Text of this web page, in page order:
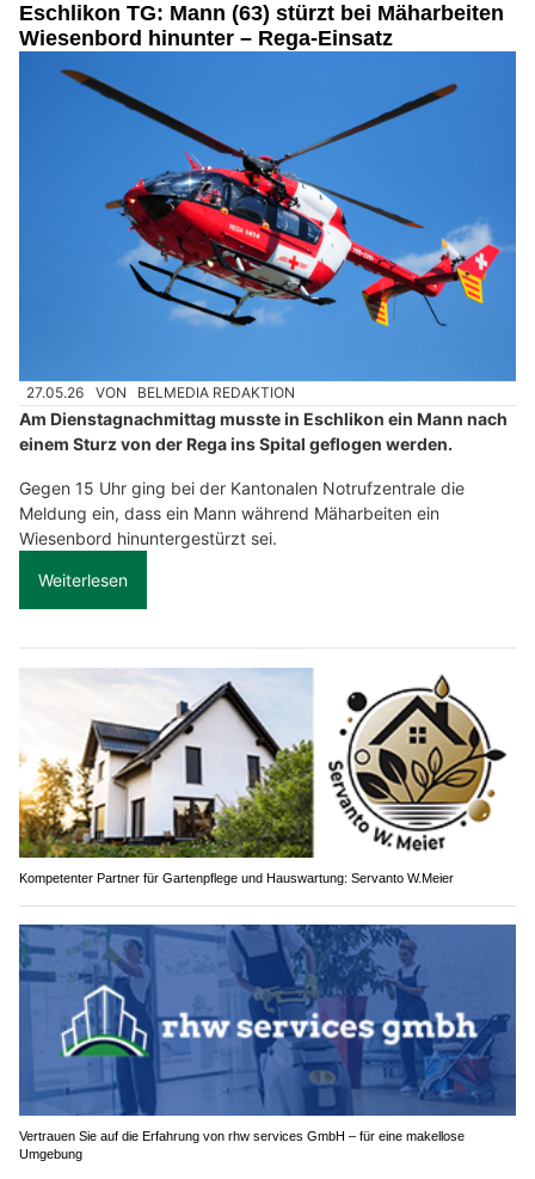
Eschlikon TG: Mann (63) stürzt bei Mäharbeiten
Wiesenbord hinunter – Rega-Einsatz
27.05.26 VON BELMEDIA REDAKTION
Am Dienstagnachmittag musste in Eschlikon ein Mann nach
einem Sturz von der Rega ins Spital geflogen werden.
Gegen 15 Uhr ging bei der Kantonalen Notrufzentrale die
Meldung ein, dass ein Mann während Mäharbeiten ein
Wiesenbord hinuntergestürzt sei.
Weiterlesen
Kompetenter Partner für Gartenpflege und Hauswartung: Servanto W.Meier
Vertrauen Sie auf die Erfahrung von rhw services GmbH – für eine makellose
Umgebung